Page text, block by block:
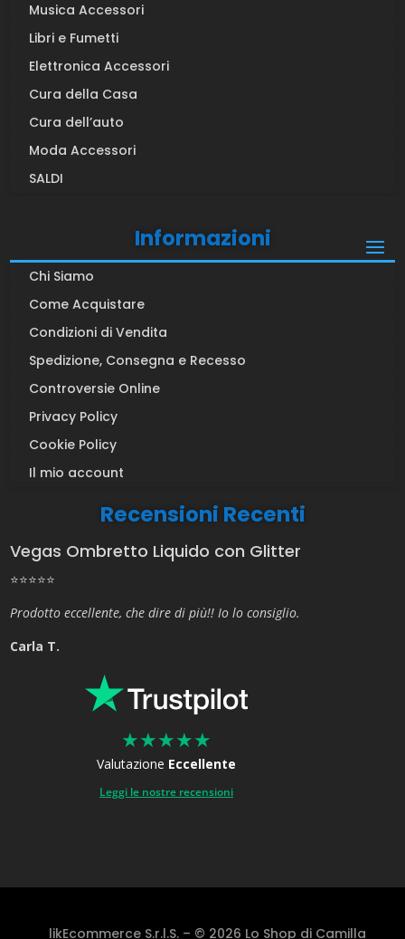
Musica Accessori
Libri e Fumetti
Elettronica Accessori
Cura della Casa
Cura dell’auto
Moda Accessori
SALDI
Informazioni
Chi Siamo
Come Acquistare
Condizioni di Vendita
Spedizione, Consegna e Recesso
Controversie Online
Privacy Policy
Cookie Policy
Il mio account
Recensioni Recenti
Vegas Ombretto Liquido con Glitter
⭐⭐⭐⭐⭐
Prodotto eccellente, che dire di più!! Io lo consiglio.
Carla T.
★★★★★
Valutazione Eccellente
Leggi le nostre recensioni
likEcommerce S.r.l.S. – © 2026 Lo Shop di Camilla